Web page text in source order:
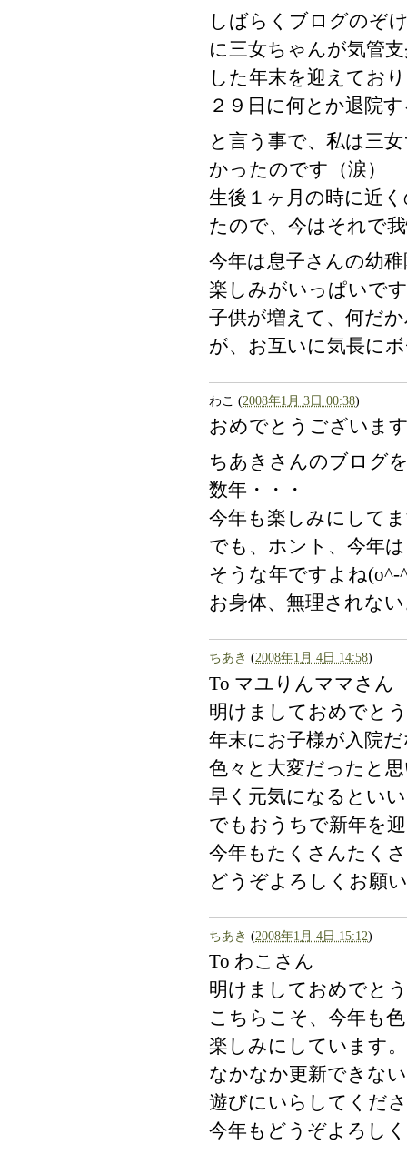
しばらくブログのぞ
に三女ちゃんが気管
した年末を迎えてお
２９日に何とか退院
と言う事で、私は三
かったのです（涙）
生後１ヶ月の時に近
たので、今はそれで
今年は息子さんの幼
楽しみがいっぱいで
子供が増えて、何だ
が、お互いに気長に
わこ (2008年1月 3日 00:38)
おめでとうございま
ちあきさんのブログ
数年・・・
今年も楽しみにして
でも、ホント、今年
そうな年ですよね(o^-
お身体、無理されな
ちあき (2008年1月 4日 14:58)
To マユりんママさん
明けましておめでと
年末にお子様が入院
色々と大変だったと
早く元気になるとい
でもおうちで新年を
今年もたくさんたく
どうぞよろしくお願
ちあき (2008年1月 4日 15:12)
To わこさん
明けましておめでと
こちらこそ、今年も
楽しみにしています。
なかなか更新できな
遊びにいらしてくだ
今年もどうぞよろし